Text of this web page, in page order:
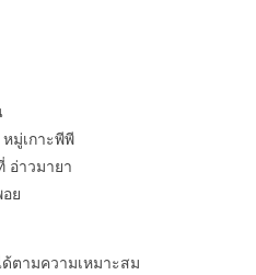
มู่เกาะพีพี
อ่าวมายา
ย
ตามความเหมาะสม